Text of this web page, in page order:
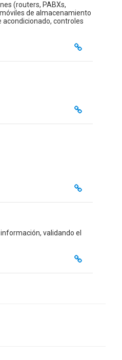
(routers, PABXs,
de almacenamiento
controles
validando el